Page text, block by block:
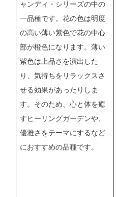
ャンディ・シリーズの中の
一品種です。花の色は明度
の高い薄い紫色で花の中心
部が橙色になります。薄い
紫色は上品さを演出した
り、気持ちをリラックスさ
せる効果があったりしま
す。そのため、心と体を癒
すヒーリングガーデンや、
優雅さをテーマにするなど
におすすめの品種です。